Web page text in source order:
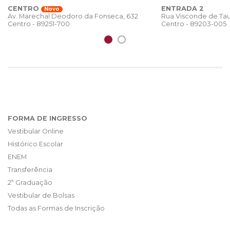
CENTRO Novo
Av. Marechal Deodoro da Fonseca, 632
Centro - 89251-700
ENTRADA 2
Rua Visconde de
Centro - 89203-005
FORMA DE INGRESSO
Vestibular Online
Histórico Escolar
ENEM
Transferência
2ª Graduação
Vestibular de Bolsas
Todas as Formas de Inscrição